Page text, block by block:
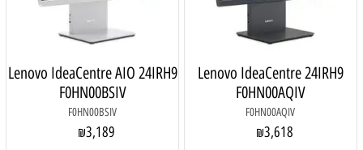
Lenovo IdeaCentre 24IRH9
F0HN00AQIV
F0HN00AQIV
₪3,618
Lenovo IdeaCentre AIO 24IRH9
F0HN00BSIV
F0HN00BSIV
₪3,189